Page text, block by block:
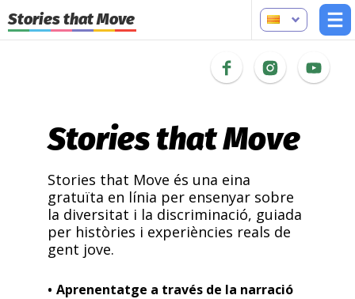
Stories that Move
Stories that Move
Stories that Move és una eina
gratuïta en línia per ensenyar sobre
la diversitat i la discriminació, guiada
per històries i experiències reals de
gent jove.
Aprenentatge a través de la narració